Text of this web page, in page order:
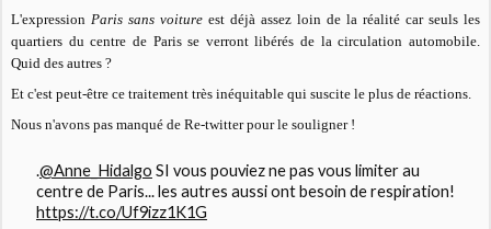
L'expression Paris sans voiture est déjà assez loin de la réalité car seuls les
quartiers du centre de Paris se verront libérés de la circulation automobile.
Quid des autres ?
Et c'est peut-être ce traitement très inéquitable qui suscite le plus de réactions.
Nous n'avons pas manqué de Re-twitter pour le souligner !
.@Anne_Hidalgo SI vous pouviez ne pas vous limiter au
centre de Paris... les autres aussi ont besoin de respiration!
https://t.co/Uf9izz1K1G